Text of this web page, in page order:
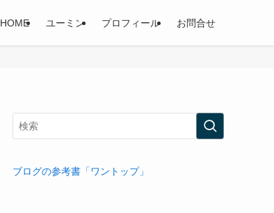
HOME ユーミン プロフィール お問合せ
ブログの参考書「ワントップ」